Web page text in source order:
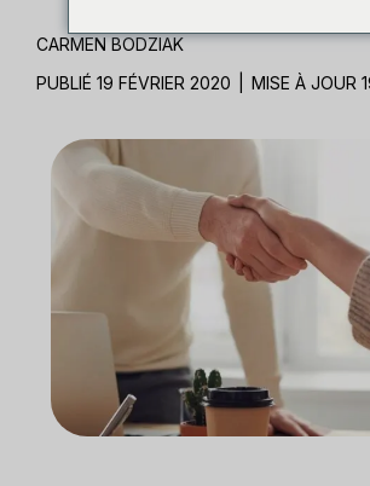
CARMEN BODZIAK
PUBLIÉ 19 FÉVRIER 2020
MISE À JOUR